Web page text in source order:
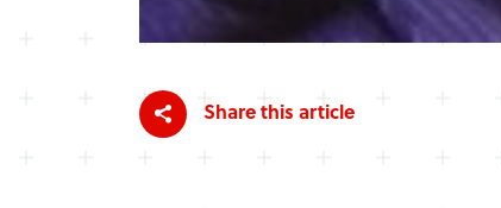
Share this article